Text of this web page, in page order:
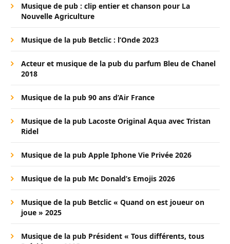
Musique de pub : clip entier et chanson pour La
Nouvelle Agriculture
Musique de la pub Betclic : l’Onde 2023
Acteur et musique de la pub du parfum Bleu de Chanel
2018
Musique de la pub 90 ans d’Air France
Musique de la pub Lacoste Original Aqua avec Tristan
Ridel
Musique de la pub Apple Iphone Vie Privée 2026
Musique de la pub Mc Donald’s Emojis 2026
Musique de la pub Betclic « Quand on est joueur on
joue » 2025
Musique de la pub Président « Tous différents, tous